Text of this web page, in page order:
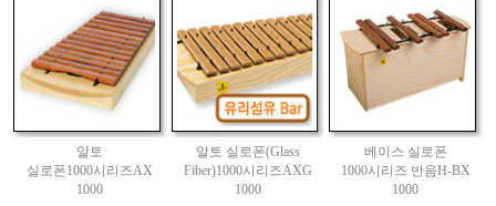
알토
실로폰1000시리즈AX
1000
알토 실로폰(Glass
Fiber)1000시리즈AXG
1000
베이스 실로폰
1000시리즈 반음H-BX
1000